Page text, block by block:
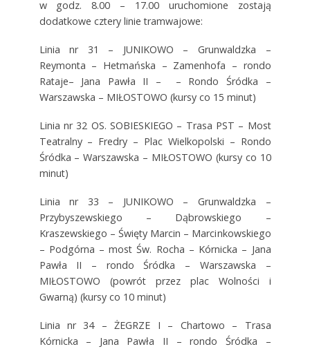
w godz. 8.00 – 17.00 uruchomione zostają
dodatkowe cztery linie tramwajowe:
Linia nr 31 – JUNIKOWO – Grunwaldzka –
Reymonta – Hetmańska – Zamenhofa – rondo
Rataje– Jana Pawła II – – Rondo Śródka –
Warszawska – MIŁOSTOWO (kursy co 15 minut)
Linia nr 32 OS. SOBIESKIEGO – Trasa PST – Most
Teatralny – Fredry – Plac Wielkopolski – Rondo
Śródka – Warszawska – MIŁOSTOWO (kursy co 10
minut)
Linia nr 33 – JUNIKOWO – Grunwaldzka –
Przybyszewskiego – Dąbrowskiego –
Kraszewskiego – Święty Marcin – Marcinkowskiego
– Podgórna – most Św. Rocha – Kórnicka – Jana
Pawła II – rondo Śródka – Warszawska –
MIŁOSTOWO (powrót przez plac Wolności i
Gwarną) (kursy co 10 minut)
Linia nr 34 – ŻEGRZE I – Chartowo – Trasa
Kórnicka – Jana Pawła II – rondo Śródka –